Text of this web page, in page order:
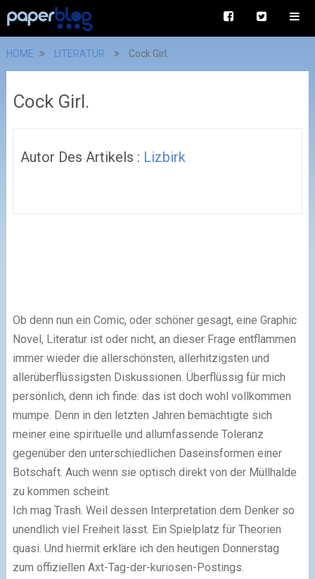
HOME LITERATUR Cock Girl.
Cock Girl.
Autor Des Artikels : Lizbirk
Ob denn nun ein Comic, oder schöner gesagt, eine Graphic
Novel, Literatur ist oder nicht, an dieser Frage entflammen
immer wieder die allerschönsten, allerhitzigsten und
allerüberflüssigsten Diskussionen. Überflüssig für mich
persönlich, denn ich finde: das ist doch wohl vollkommen
mumpe. Denn in den letzten Jahren bemächtigte sich
meiner eine spirituelle und allumfassende Toleranz
gegenüber den unterschiedlichen Daseinsformen einer
Botschaft. Auch wenn sie optisch direkt von der Müllhalde
zu kommen scheint.
Ich mag Trash. Weil dessen Interpretation dem Denker so
unendlich viel Freiheit lässt. Ein Spielplatz für Theorien
quasi. Und hiermit erkläre ich den heutigen Donnerstag
zum offiziellen Axt-Tag-der-kuriosen-Postings.